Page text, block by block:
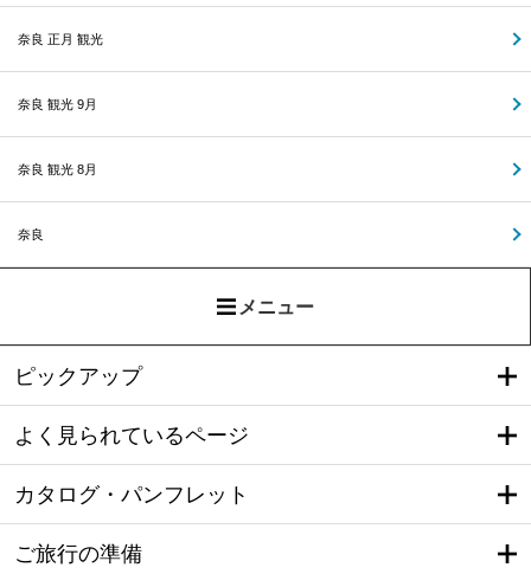
奈良 正月 観光
奈良 観光 9月
奈良 観光 8月
奈良
メニュー
ピックアップ
よく見られているページ
カタログ・パンフレット
ご旅行の準備